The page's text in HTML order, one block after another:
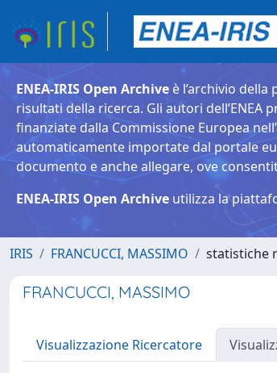
ENEA-IRIS Open Archive è l’archivio
risultati della ricerca. Gli autori
finanziate dalla Commissione Europea
automaticamente importate dal portale
documento e anche allegare, ove
ENEA-IRIS Open Archive utilizza la
IRIS FRANCUCCI, MASSIMO statistiche
FRANCUCCI, MASSIMO
Visualizzazione Ricercatore